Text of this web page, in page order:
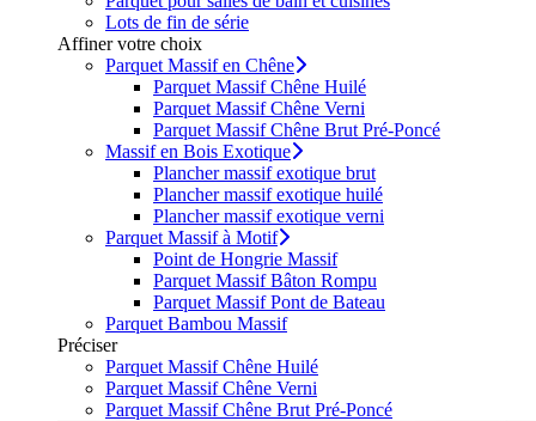
Lots de fin de série
Affiner votre choix
Parquet Massif en Chêne
Parquet Massif Chêne Huilé
Parquet Massif Chêne Verni
Parquet Massif Chêne Brut Pré-Poncé
Massif en Bois Exotique
Plancher massif exotique brut
Plancher massif exotique huilé
Plancher massif exotique verni
Parquet Massif à Motif
Point de Hongrie Massif
Parquet Massif Bâton Rompu
Parquet Massif Pont de Bateau
Parquet Bambou Massif
Préciser
Parquet Massif Chêne Huilé
Parquet Massif Chêne Verni
Parquet Massif Chêne Brut Pré-Poncé